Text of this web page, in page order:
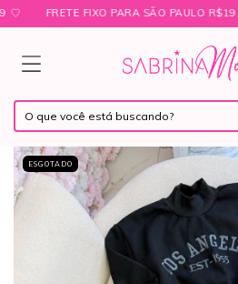
FRETE FIXO PARA SÃO PAULO R$19,00 ㅤ
ESGOTADO